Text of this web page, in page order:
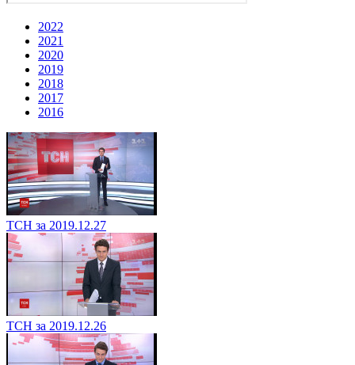
2022
2021
2020
2019
2018
2017
2016
ТСН за 2019.12.27
ТСН за 2019.12.26